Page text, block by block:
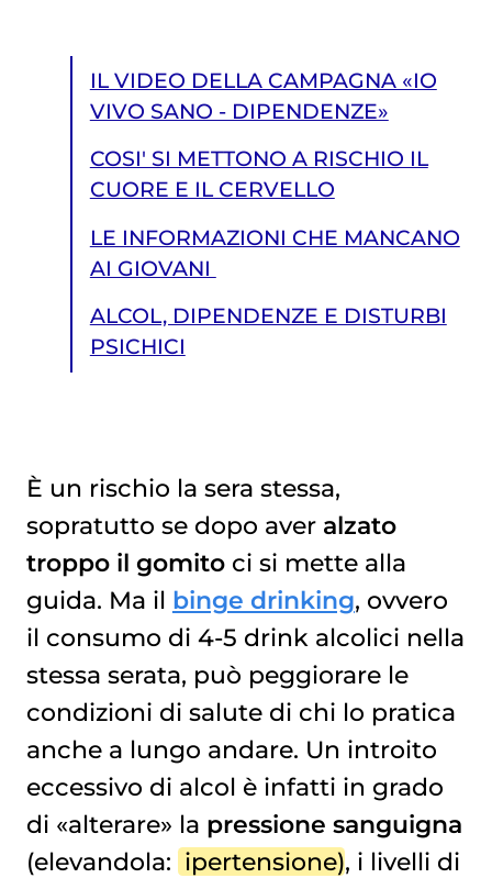
IL VIDEO DELLA CAMPAGNA «IO
VIVO SANO - DIPENDENZE»
COSI' SI METTONO A RISCHIO IL
CUORE E IL CERVELLO
LE INFORMAZIONI CHE MANCANO
AI GIOVANI
ALCOL, DIPENDENZE E DISTURBI
PSICHICI
È un rischio la sera stessa,
sopratutto se dopo aver alzato
troppo il gomitoci si mette alla
guida. Ma il binge drinking, ovvero
il consumo di 4-5 drink alcolici nella
stessa serata, può peggiorare le
condizioni di salute di chi lo pratica
anche a lungo andare. Un introito
eccessivo di alcol è infatti in grado
di «alterare» la pressione sanguigna
(elevandola: ipertensione), i livelli di